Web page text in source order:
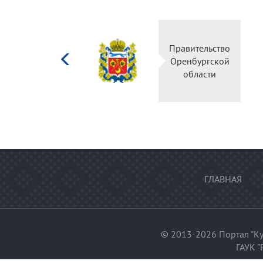
Правительство
Оренбургской
области
ГЛАВНАЯ
© 2013-2026 Портал
ГАУК